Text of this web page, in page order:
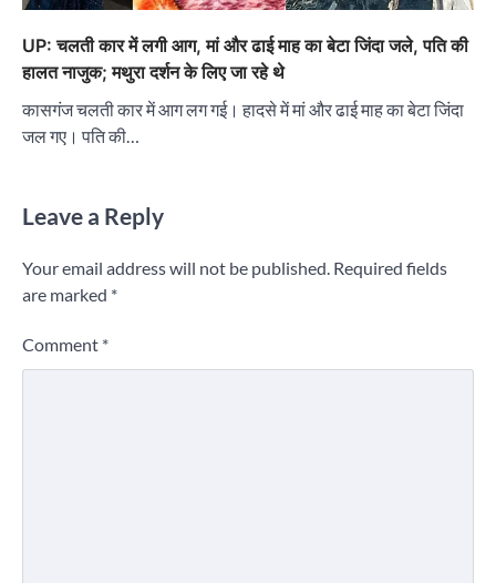
UP: चलती कार में लगी आग, मां और ढाई माह का बेटा जिंदा जले, पति की
हालत नाजुक; मथुरा दर्शन के लिए जा रहे थे
कासगंज चलती कार में आग लग गई। हादसे में मां और ढाई माह का बेटा जिंदा
जल गए। पति की…
Leave a Reply
Your email address will not be published. Required fields
are marked *
Comment *